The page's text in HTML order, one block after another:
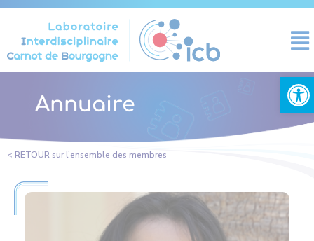
Ouvrir
Annuaire
< RETOUR sur l’ensemble des membres
Panneau de gestion des cookies